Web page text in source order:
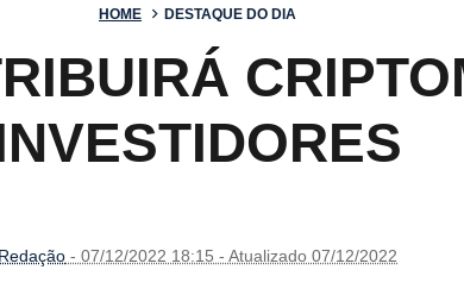
HOME DESTAQUE DO DIA
Redação - 07/12/2022 18:15 - Atualizado 07/12/2022